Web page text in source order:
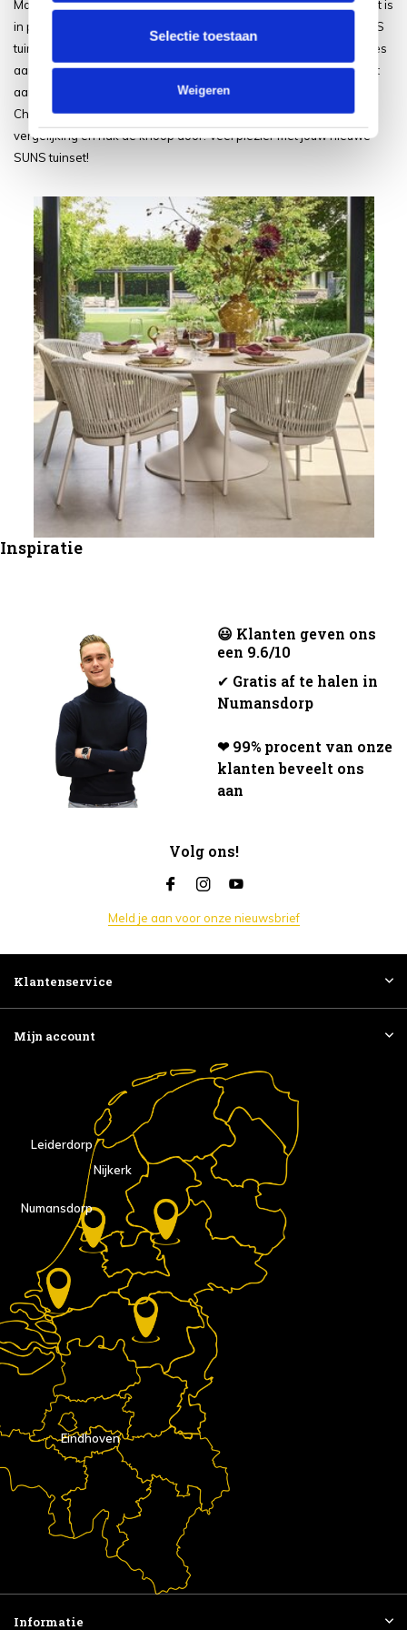
Selectie toestaan
Weigeren
Moet je voor een SUNS tuinset nou de hoofdprijs betalen? Nee, dat is
in principe niet het geval. Althans; dat is niet het geval als de SUNS
tuinset via onze webshop gaat bestellen. Wij doen er namelijk alles
aan om de prijzen zo laag mogelijk te houden. Daarmee wordt het
aanschaffen van een SUNS tuinset voor jou alleen maar leuker.
Check dus direct ons aanbod van SUNS tuinsets, maak een
vergelijking en hak de knoop door. Veel plezier met jouw nieuwe
SUNS tuinset!
Inspiratie
😃 Klanten geven ons
een 9.6/10
✔ Gratis af te halen in
Numansdorp
❤ 99% procent van onze
klanten beveelt ons
aan
Volg ons!
Meld je aan voor onze nieuwsbrief
Klantenservice
Mijn account
Eindhoven
Nijkerk
Numansdorp
Leiderdorp
Informatie